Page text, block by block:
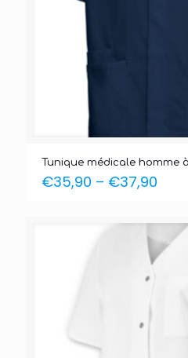
Tunique médicale homme
€35,90 – €37,90